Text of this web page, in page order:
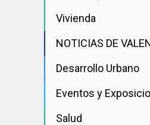
Vivienda
NOTICIAS DE
Desarrollo Urbano
Eventos y
Salud